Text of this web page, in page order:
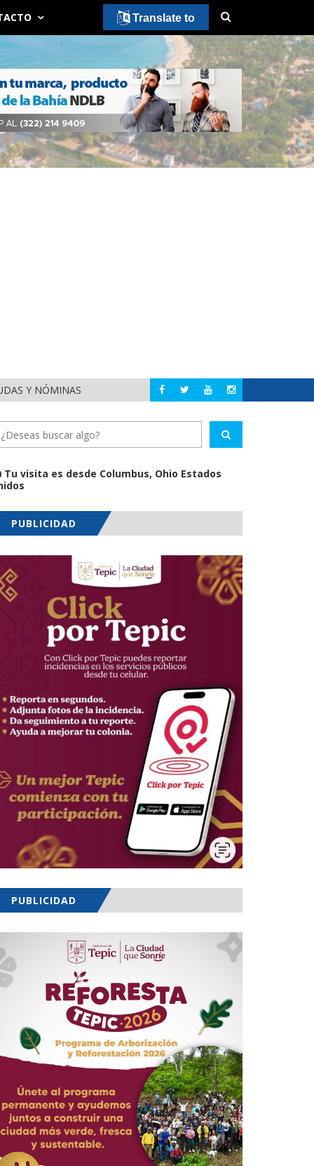
Y NÓMINAS NACIONAL DETIENEN AL
Tu visita es desde Columbus, Ohio Estados
PUBLICIDAD
PUBLICIDAD
Translate to